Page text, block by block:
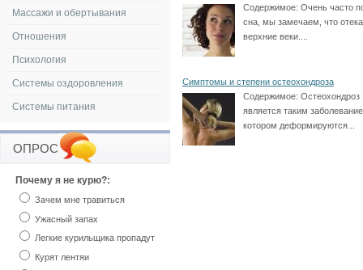
Содержимое: Очень часто
сна, мы замечаем, что
верхние веки....
Симптомы и степени остеохондроза
Содержимое: Остеохондроз
является таким
котором деформируются...
Массажи и обертывания
Отношения
Психология
Системы оздоровления
Системы питания
ОПРОС
Почему я не курю?:
Зачем мне травиться
Ужасный запах
Легкие курильщика пропадут
Курят лентяи